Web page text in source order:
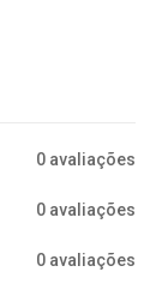
0 avaliações
0 avaliações
0 avaliações